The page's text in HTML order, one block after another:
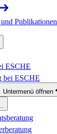
Publikationen
ESCHE
bei ESCHE
Untermenü öffnen